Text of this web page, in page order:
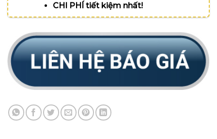
CHI PHÍ tiết kiệm nhất!